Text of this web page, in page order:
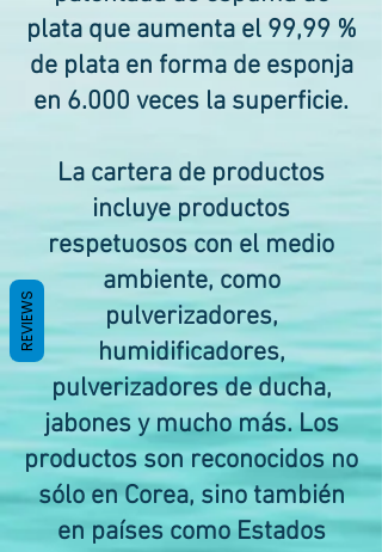
plata que aumenta el 99,99 %
de plata en forma de esponja
en 6.000 veces la superficie.
La cartera de productos
incluye productos
respetuosos con el medio
ambiente, como
pulverizadores,
humidificadores,
pulverizadores de ducha,
jabones y mucho más. Los
productos son reconocidos no
sólo en Corea, sino también
en países como Estados
REVIEWS